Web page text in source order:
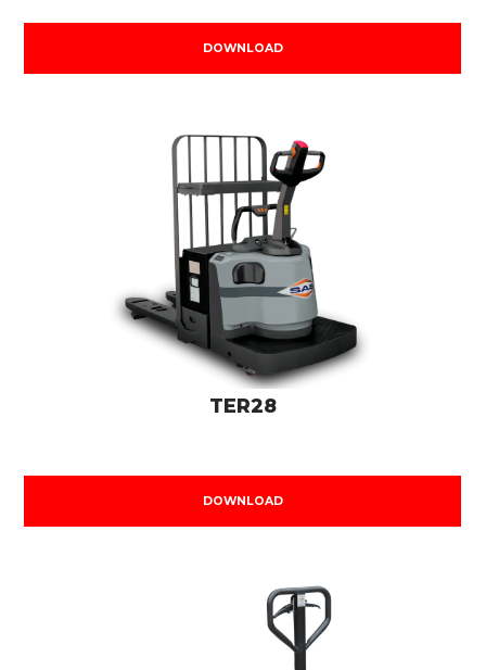
DOWNLOAD
TER28
DOWNLOAD